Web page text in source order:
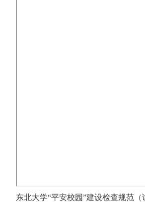
东北大学“平安校园”建设检查规范（